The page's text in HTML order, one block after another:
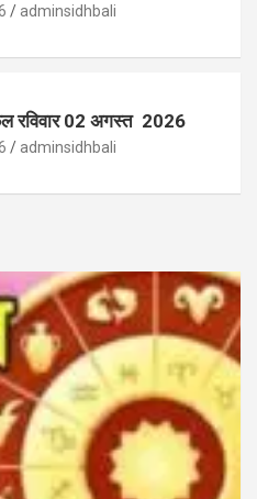
adminsidhbali
रविवार 02 अगस्त 2026
adminsidhbali